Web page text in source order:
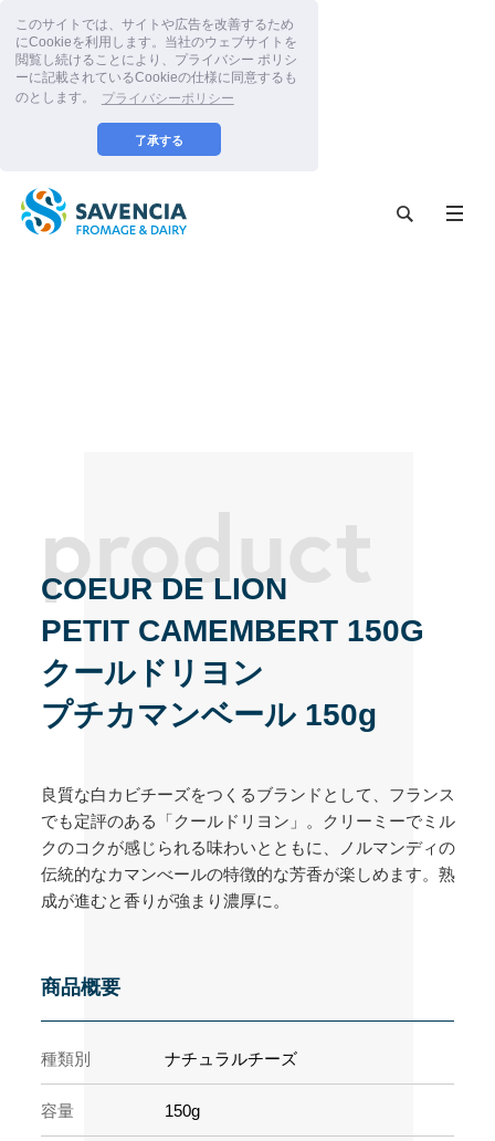
このサイトでは、サイトや広告を改善するため
にCookieを利用します。当社のウェブサイトを
閲覧し続けることにより、プライバシー ポリシ
ーに記載されているCookieの仕様に同意するも
のとします。
プライバシーポリシー
了承する
COEUR DE LION
PETIT CAMEMBERT 150G
クールドリヨン
プチカマンベール 150g
良質な白カビチーズをつくるブランドとして、フランス
でも定評のある「クールドリヨン」。クリーミーでミル
クのコクが感じられる味わいとともに、ノルマンディの
伝統的なカマンべールの特徴的な芳香が楽しめます。熟
成が進むと香りが強まり濃厚に。
商品概要
種類別 ナチュラルチーズ
容量 150g